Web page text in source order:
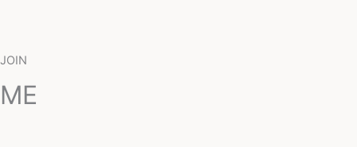
JOIN
ME